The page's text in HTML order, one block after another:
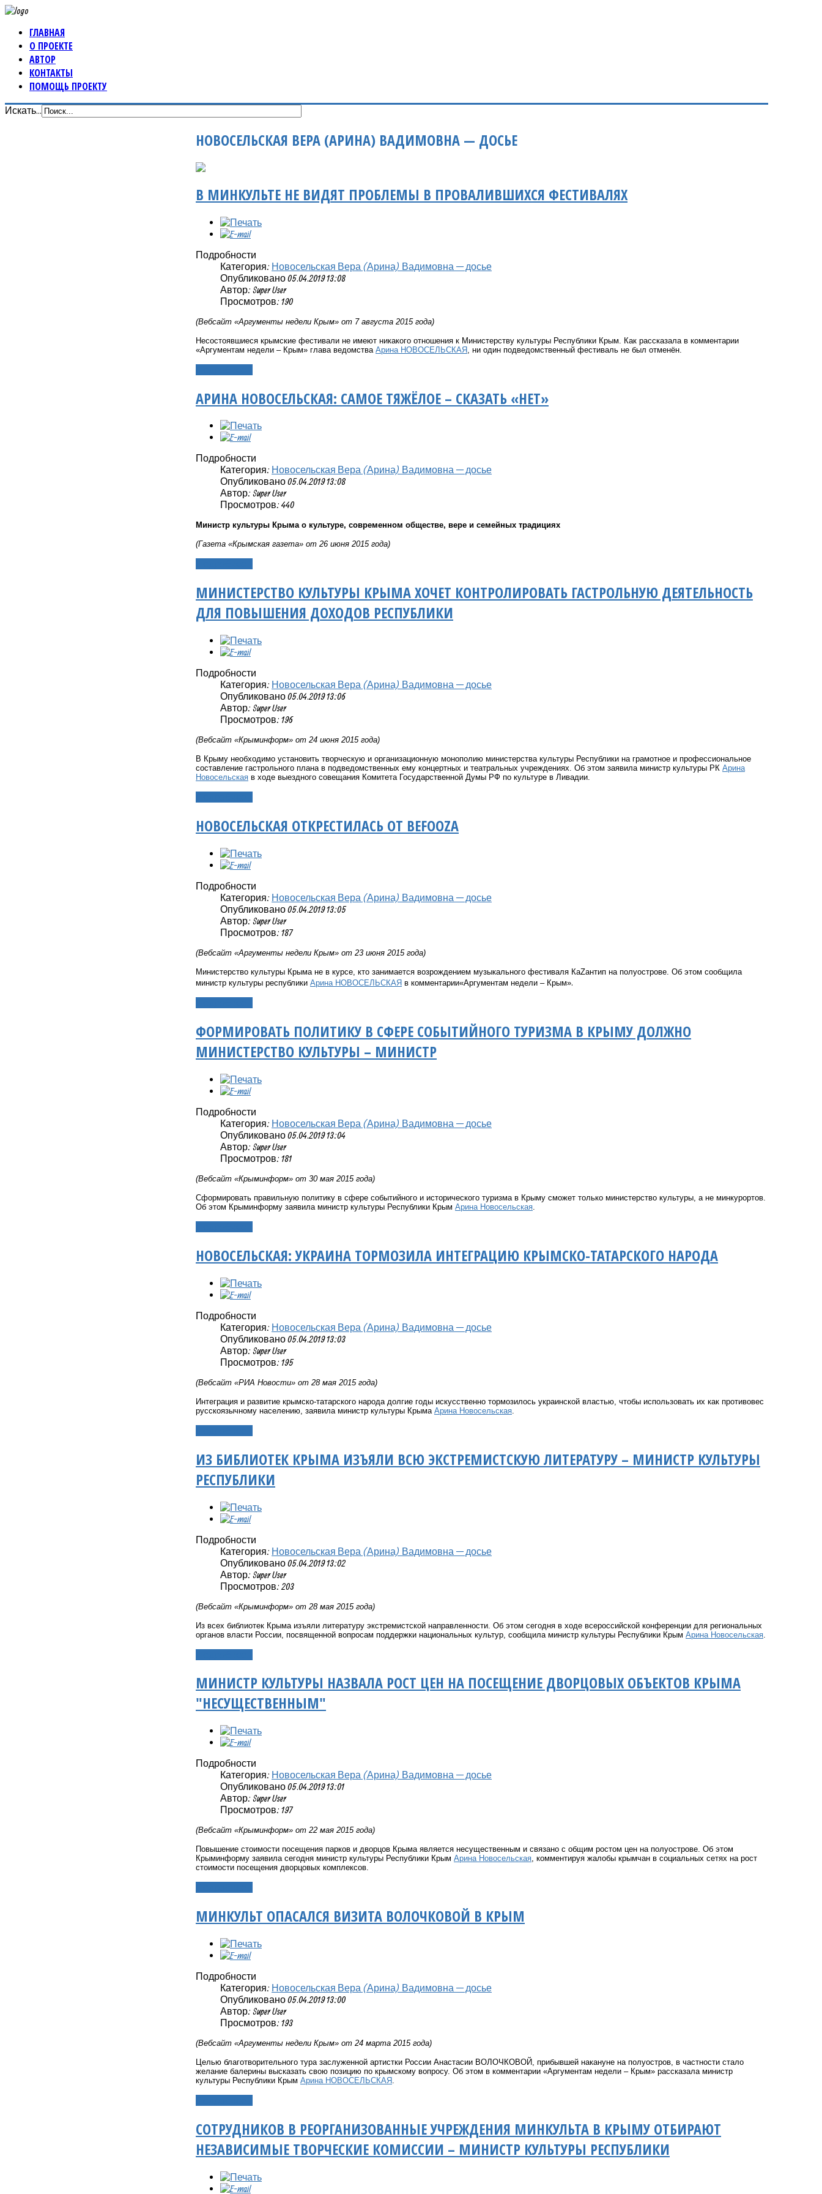
ГЛАВНАЯ
О ПРОЕКТЕ
АВТОР
КОНТАКТЫ
ПОМОЩЬ ПРОЕКТУ
Искать...
НОВОСЕЛЬСКАЯ ВЕРА (АРИНА) ВАДИМОВНА — ДОСЬЕ
В МИНКУЛЬТЕ НЕ ВИДЯТ ПРОБЛЕМЫ В ПРОВАЛИВШИХСЯ ФЕСТИВАЛЯХ
Подробности
Категория: Новосельская Вера (Арина) Вадимовна — досье
Опубликовано 05.04.2019 13:08
Автор: Super User
Просмотров: 190
(Вебсайт «Аргументы недели Крым» от 7 августа 2015 года)
Несостоявшиеся крымские фестивали не имеют никакого отношения к Министерству культуры Республики Крым.
Как рассказала в комментарии
«Аргументам недели – Крым» глава ведомства Арина НОВОСЕЛЬСКАЯ , ни один подведомственный фестиваль не был отменён.
АРИНА НОВОСЕЛЬСКАЯ: САМОЕ ТЯЖЁЛОЕ – СКАЗАТЬ «НЕТ»
Подробности
Категория: Новосельская Вера (Арина) Вадимовна — досье
Опубликовано 05.04.2019 13:08
Автор: Super User
Просмотров: 440
Министр культуры Крыма о культуре, современном обществе, вере и семейных традициях
(Газета «Крымская газета» от 26 июня 2015 года)
МИНИСТЕРСТВО КУЛЬТУРЫ КРЫМА ХОЧЕТ КОНТРОЛИРОВАТЬ ГАСТРОЛЬНУЮ ДЕЯТЕЛЬНОСТЬ
ДЛЯ ПОВЫШЕНИЯ ДОХОДОВ РЕСПУБЛИКИ
Подробности
Категория: Новосельская Вера (Арина) Вадимовна — досье
Опубликовано 05.04.2019 13:06
Автор: Super User
Просмотров: 196
(Вебсайт «Крыминформ» от 24 июня 2015 года)
В Крыму необходимо установить творческую и организационную монополию министерства культуры Республики на грамотное и профессиональное
составление гастрольного плана в подведомственных ему концертных и театральных учреждениях. Об этом заявила министр культуры РК Арина
Новосельская в ходе выездного совещания Комитета Государственной Думы РФ по культуре в Ливадии.
НОВОСЕЛЬСКАЯ ОТКРЕСТИЛАСЬ ОТ BEFOOZА
Подробности
Категория: Новосельская Вера (Арина) Вадимовна — досье
Опубликовано 05.04.2019 13:05
Автор: Super User
Просмотров: 187
(Вебсайт «Аргументы недели Крым» от 23 июня 2015 года)
Министерство культуры Крыма не в курсе, кто занимается возрождением музыкального фестиваля КаZантип на полуострове. Об этом сообщила
министр культуры республики Арина НОВОСЕЛЬСКАЯ в комментарии«Аргументам недели – Крым».
ФОРМИРОВАТЬ ПОЛИТИКУ В СФЕРЕ СОБЫТИЙНОГО ТУРИЗМА В КРЫМУ ДОЛЖНО
МИНИСТЕРСТВО КУЛЬТУРЫ – МИНИСТР
Подробности
Категория: Новосельская Вера (Арина) Вадимовна — досье
Опубликовано 05.04.2019 13:04
Автор: Super User
Просмотров: 181
(Вебсайт «Крыминформ» от 30 мая 2015 года)
Сформировать правильную политику в сфере событийного и исторического туризма в Крыму сможет только министерство культуры, а не минкурортов.
Об этом Крыминформу заявила министр культуры Республики Крым Арина Новосельская
НОВОСЕЛЬСКАЯ: УКРАИНА ТОРМОЗИЛА ИНТЕГРАЦИЮ КРЫМСКО-ТАТАРСКОГО НАРОДА
Подробности
Категория: Новосельская Вера (Арина) Вадимовна — досье
Опубликовано 05.04.2019 13:03
Автор: Super User
Просмотров: 195
(Вебсайт «РИА Новости» от 28 мая 2015 года)
Интеграция и развитие крымско-татарского народа долгие годы искусственно тормозилось украинской властью, чтобы использовать их как противовес
русскоязычному населению, заявила министр культуры Крыма Арина Новосельская
ИЗ БИБЛИОТЕК КРЫМА ИЗЪЯЛИ ВСЮ ЭКСТРЕМИСТСКУЮ ЛИТЕРАТУРУ – МИНИСТР КУЛЬТУРЫ
РЕСПУБЛИКИ
Подробности
Категория: Новосельская Вера (Арина) Вадимовна — досье
Опубликовано 05.04.2019 13:02
Автор: Super User
Просмотров: 203
(Вебсайт «Крыминформ» от 28 мая 2015 года)
Из всех библиотек Крыма изъяли литературу экстремистской направленности. Об этом сегодня в ходе всероссийской конференции для региональных
органов власти России, посвященной вопросам поддержки национальных культур, сообщила министр культуры Республики Крым Арина Новосельская
МИНИСТР КУЛЬТУРЫ НАЗВАЛА РОСТ ЦЕН НА ПОСЕЩЕНИЕ ДВОРЦОВЫХ ОБЪЕКТОВ КРЫМА
"НЕСУЩЕСТВЕННЫМ"
Подробности
Категория: Новосельская Вера (Арина) Вадимовна — досье
Опубликовано 05.04.2019 13:01
Автор: Super User
Просмотров: 197
(Вебсайт «Крыминформ» от 22 мая 2015 года)
Повышение стоимости посещения парков и дворцов Крыма является несущественным и связано с общим ростом цен на полуострове. Об этом
Крыминформу заявила сегодня министр культуры Республики Крым Арина Новосельская, комментируя жалобы крымчан в социальных сетях на рост
стоимости посещения дворцовых комплексов.
МИНКУЛЬТ ОПАСАЛСЯ ВИЗИТА ВОЛОЧКОВОЙ В КРЫМ
Подробности
Категория: Новосельская Вера (Арина) Вадимовна — досье
Опубликовано 05.04.2019 13:00
Автор: Super User
Просмотров: 193
(Вебсайт «Аргументы недели Крым» от 24 марта 2015 года)
Целью благотворительного тура заслуженной артистки России Анастасии ВОЛОЧКОВОЙ, прибывшей накануне на полуостров, в частности стало
желание балерины высказать свою позицию по крымскому вопросу. Об этом в комментарии «Аргументам недели – Крым» рассказала министр
культуры Республики Крым Арина НОВОСЕЛЬСКАЯ .
СОТРУДНИКОВ В РЕОРГАНИЗОВАННЫЕ УЧРЕЖДЕНИЯ МИНКУЛЬТА В КРЫМУ ОТБИРАЮТ
НЕЗАВИСИМЫЕ ТВОРЧЕСКИЕ КОМИССИИ – МИНИСТР КУЛЬТУРЫ РЕСПУБЛИКИ